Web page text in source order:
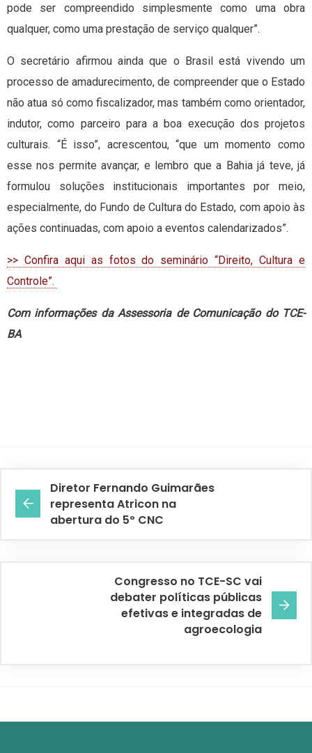
pode ser compreendido simplesmente como uma obra
qualquer, como uma prestação de serviço qualquer”.
O secretário afirmou ainda que o Brasil está vivendo um
processo de amadurecimento, de compreender que o Estado
não atua só como fiscalizador, mas também como orientador,
indutor, como parceiro para a boa execução dos projetos
culturais. “É isso”, acrescentou, “que um momento como
esse nos permite avançar, e lembro que a Bahia já teve, já
formulou soluções institucionais importantes por meio,
especialmente, do Fundo de Cultura do Estado, com apoio às
ações continuadas, com apoio a eventos calendarizados”.
>> Confira aqui as fotos do seminário “Direito, Cultura e
Controle”.
Com informações da Assessoria de Comunicação do TCE-
BA
Diretor Fernando Guimarães
representa Atricon na
abertura do 5º CNC
Congresso no TCE-SC vai
debater políticas públicas
efetivas e integradas de
agroecologia